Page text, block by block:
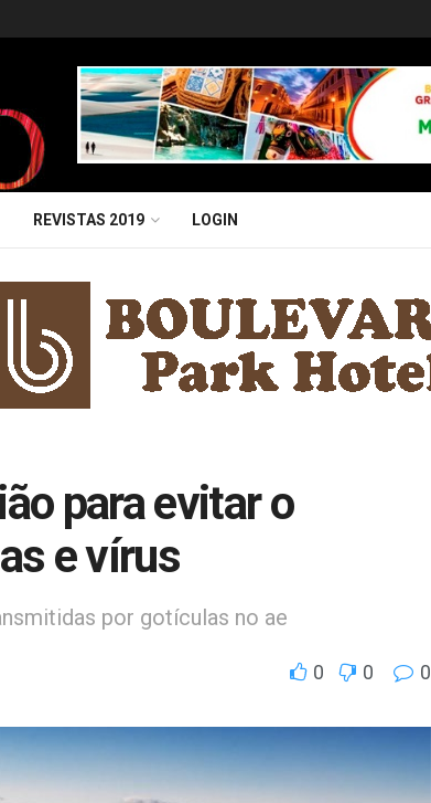
REVISTAS 2019 LOGIN
para evitar o
e vírus
por gotículas no ae
0 0 0